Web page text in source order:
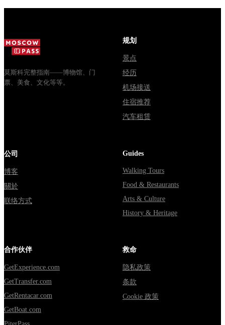
через
Владими...
莫斯科完整指南——博物馆、门
票、美食、文化等等。
规划
景点
经历
机场接送
住宿推荐
汽车租赁
公司
博客
關於
联络方式
Guides
Walking Tours
Food & Restaurants
Arts & Culture
History & Heritage
合作伙伴
GetExperience.com
GetTransfer.com
GetRentacar.com
GetBoat.com
救命
隐私政策
条款
Cookie 政策